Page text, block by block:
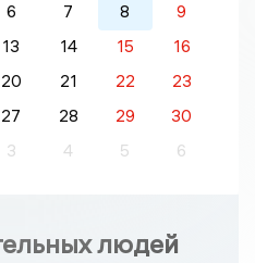
6 7 8
9
13 14 15
16
20 21 22
23
27 28 29
30
3 4 5 6
людей